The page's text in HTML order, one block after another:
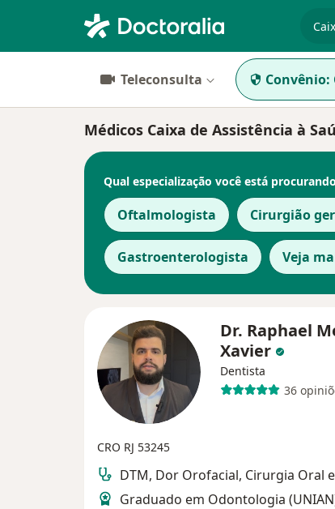
Teleconsulta Convênio:
Médicos Caixa de Assistência à
Qual especialização você está
Oftalmologista Cirurgião
Gastroenterologista Veja
Dr. Raphael
Xavier
Dentista
36
CRO RJ 53245
DTM, Dor Orofacial, Cirurgia Oral
Graduado em Odontologia